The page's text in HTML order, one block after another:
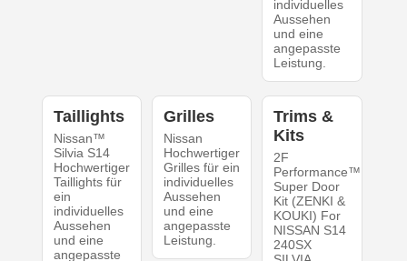
individuelles
Aussehen
und eine
angepasste
Leistung.
Taillights
Nissan™
Silvia S14
Hochwertiger
Taillights für
ein
individuelles
Aussehen
und eine
angepasste
Grilles
Nissan
Hochwertiger
Grilles für ein
individuelles
Aussehen
und eine
angepasste
Leistung.
Trims &
Kits
2F
Performance™
Super Door
Kit (ZENKI &
KOUKI) For
NISSAN S14
240SX